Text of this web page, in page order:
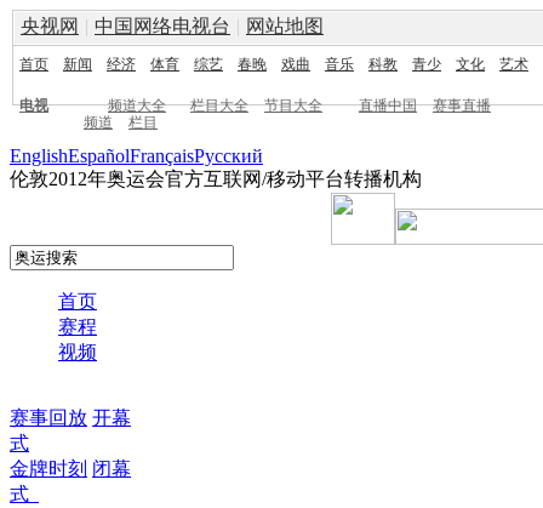
央视网 | 中国网络电视台 | 网站地图
首页 新闻 经济 体育 综艺 春晚 戏曲 音乐 科教 青少 文化 艺术
电视 频道大全 栏目大全 节目大全 直播中国
赛事直播
频道
栏目
EnglishEspañolFrançaisPусский
伦敦2012年奥运会官方互联网/移动平台转播机构
首页
赛程
视频
赛事回放 开幕
式
金牌时刻 闭幕
式